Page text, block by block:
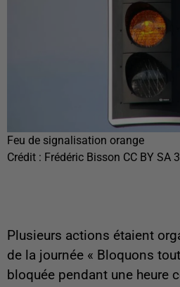
Feu de signalisation orange
Crédit : Frédéric Bisson CC BY SA
Plusieurs actions étaient
de la journée « Bloquons
bloquée pendant une heure